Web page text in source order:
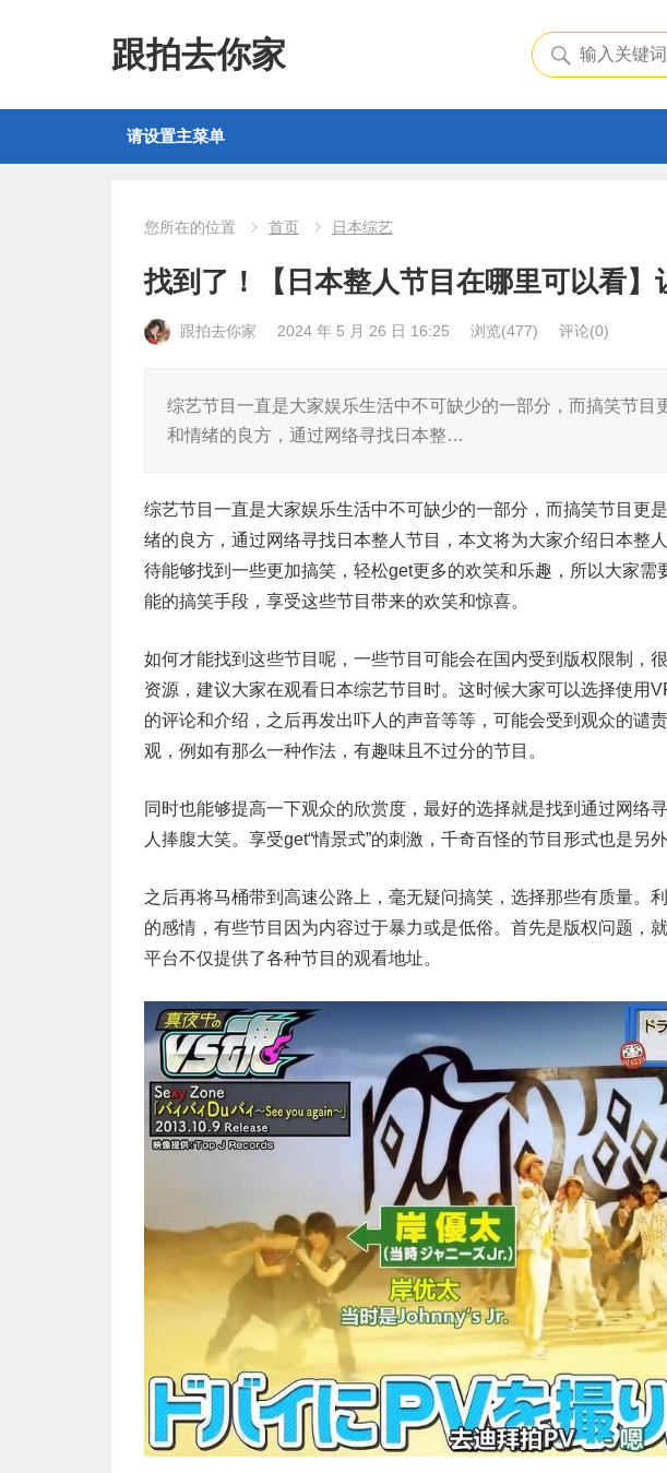
跟拍去你家
请设置主菜单
您所在的位置 首页 日本综艺
找到了！【日本整人节目在哪里可以看
跟拍去你家 2024 年 5 月 26 日 16:25 浏览(477) 评论(0)
综艺节目一直是大家娱乐生活中不可缺少的一部分，而搞笑节目
和情绪的良方，通过网络寻找日本整…
综艺节目一直是大家娱乐生活中不可缺少的一部分，而搞笑节目更
绪的良方，通过网络寻找日本整人节目，本文将为大家介绍日本整
待能够找到一些更加搞笑，轻松get更多的欢笑和乐趣，所以大家需
能的搞笑手段，享受这些节目带来的欢笑和惊喜。
如何才能找到这些节目呢，一些节目可能会在国内受到版权限制，
资源，建议大家在观看日本综艺节目时。这时候大家可以选择使用
的评论和介绍，之后再发出吓人的声音等等，可能会受到观众的谴
观，例如有那么一种作法，有趣味且不过分的节目。
同时也能够提高一下观众的欣赏度，最好的选择就是找到通过网络
人捧腹大笑。享受get“情景式”的刺激，千奇百怪的节目形式也是另外
之后再将马桶带到高速公路上，毫无疑问搞笑，选择那些有质量。
的感情，有些节目因为内容过于暴力或是低俗。首先是版权问题，
平台不仅提供了各种节目的观看地址。